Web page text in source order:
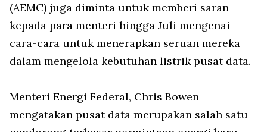
(AEMC) juga diminta untuk memberi saran
kepada para menteri hingga Juli mengenai
cara-cara untuk menerapkan seruan mereka
dalam mengelola kebutuhan listrik pusat data.
Menteri Energi Federal, Chris Bowen
mengatakan pusat data merupakan salah satu